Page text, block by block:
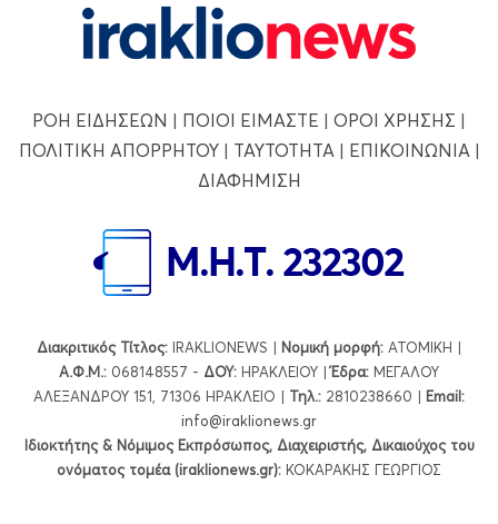
ΡΟΗ ΕΙΔΗΣΕΩΝ | ΠΟΙΟΙ ΕΙΜΑΣΤΕ | ΟΡΟΙ ΧΡΗΣΗΣ |
ΠΟΛΙΤΙΚΗ ΑΠΟΡΡΗΤΟΥ| ΤΑΥΤΟΤΗΤΑ | ΕΠΙΚΟΙΝΩΝΙΑ |
ΔΙΑΦΗΜΙΣΗ
Διακριτικός Τίτλος: IRAKLIONEWS | Νομική μορφή: ΑΤΟΜΙΚΗ |
Α.Φ.Μ.: 068148557 - ΔΟΥ: ΗΡΑΚΛΕΙΟΥ |Έδρα: ΜΕΓΑΛΟΥ
ΑΛΕΞΑΝΔΡΟΥ 151, 71306 ΗΡΑΚΛΕΙΟ | Τηλ.: 2810238660 | Εmail:
info@iraklionews.gr
Ιδιοκτήτης & Νόμιμος Εκπρόσωπος, Διαχειριστής, Δικαιούχος του
ονόματος τομέα (iraklionews.gr): ΚΟΚΑΡΑΚΗΣ ΓΕΩΡΓΙΟΣ